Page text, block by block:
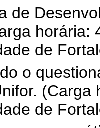
de
horária:
de
o
(Carga
de